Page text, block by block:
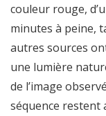
couleur rouge,
minutes à peine,
autres sources
une lumière
de l’image
séquence restent